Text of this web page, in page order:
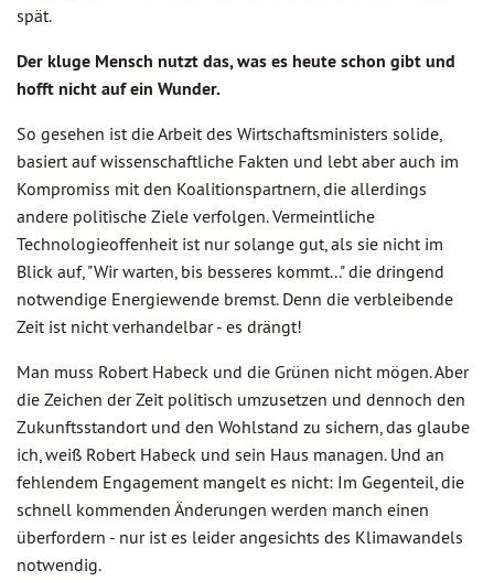
spät.
Der kluge Mensch nutzt das, was es heute schon gibt und
hofft nicht auf ein Wunder.
So gesehen ist die Arbeit des Wirtschaftsministers solide,
basiert auf wissenschaftliche Fakten und lebt aber auch im
Kompromiss mit den Koalitionspartnern, die allerdings
andere politische Ziele verfolgen. Vermeintliche
Technologieoffenheit ist nur solange gut, als sie nicht im
Blick auf, "Wir warten, bis besseres kommt..." die dringend
notwendige Energiewende bremst. Denn die verbleibende
Zeit ist nicht verhandelbar - es drängt!
Man muss Robert Habeck und die Grünen nicht mögen. Aber
die Zeichen der Zeit politisch umzusetzen und dennoch den
Zukunftsstandort und den Wohlstand zu sichern, das glaube
ich, weiß Robert Habeck und sein Haus managen. Und an
fehlendem Engagement mangelt es nicht: Im Gegenteil, die
schnell kommenden Änderungen werden manch einen
überfordern - nur ist es leider angesichts des Klimawandels
notwendig.